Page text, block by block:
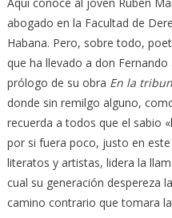
abogado en la Facultad de
Habana. Pero, sobre todo,
que ha llevado a don
prólogo de su obra En la
donde sin remilgo alguno,
recuerda a todos que el sabio
por si fuera poco, justo en
literatos y artistas, lidera la
cual su generación despereza
camino contrario que tomara